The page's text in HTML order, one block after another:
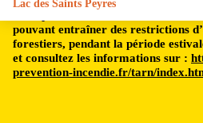
pouvant entraîner des restrictions
forestiers, pendant la période
et consultez les informations sur :
prevention-incendie.fr/tarn/
Lac des Saints Peyres